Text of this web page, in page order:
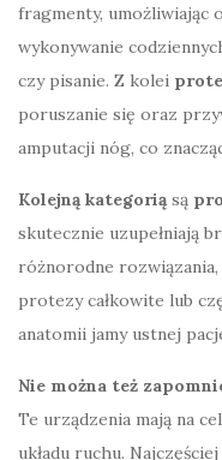
fragmenty, umożliwiając
wykonywanie
czy pisanie. Z kolei
poruszanie się oraz
amputacji nóg, co
Kolejną kategorią są
skutecznie uzupełniają
różnorodne
protezy całkowite lub
anatomii jamy ustnej
Nie można też
Te urządzenia mają na
układu ruchu.